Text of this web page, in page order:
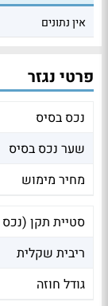
אין נתונים
פרטי נגזר
נכס בסיס
שער נכס בסיס
מחיר מימוש
סטיית תקן
ריבית שקלית
גודל חוזה